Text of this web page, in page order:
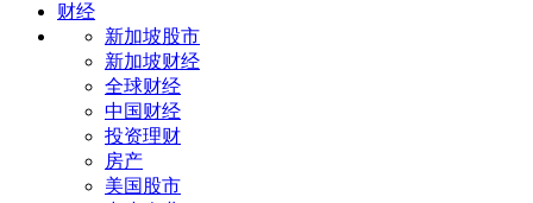
财经
新加坡股市
新加坡财经
全球财经
中国财经
投资理财
房产
美国股市